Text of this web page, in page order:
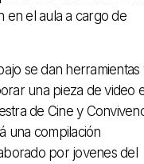
en el aula a cargo de
se dan herramientas
una pieza de video
de Cine y
una compilación
por jovenes del